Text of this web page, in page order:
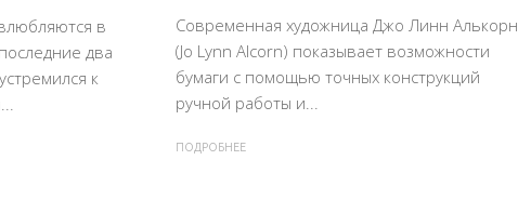
в
два
к
Современная художница Джо Линн Алькорн
(Jo Lynn Alcorn) показывает возможности
бумаги с помощью точных конструкций
ручной работы и...
ПОДРОБНЕЕ